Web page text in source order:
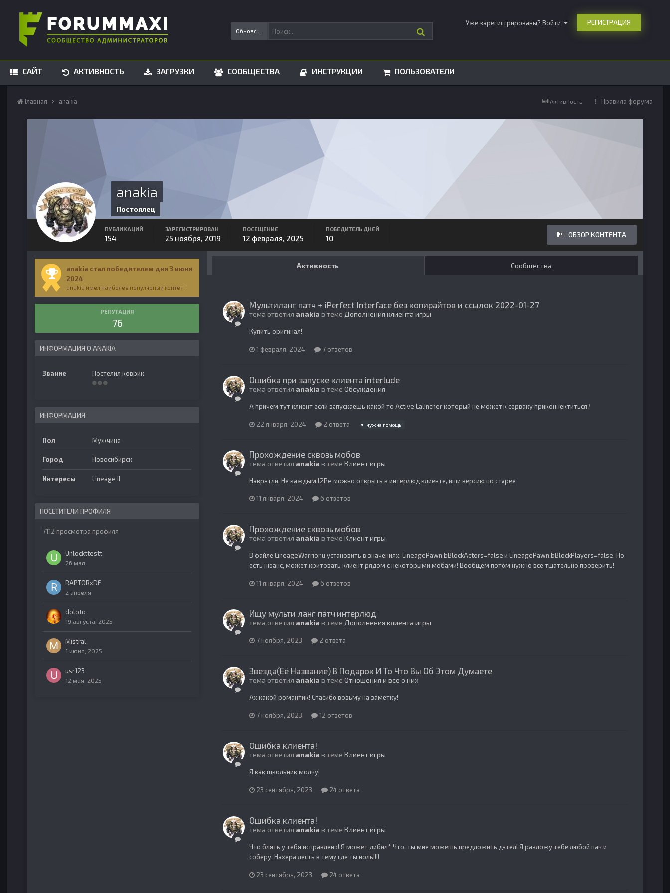
Уже зарегистрированы? Войти РЕГИСТРАЦИЯ
САЙТ АКТИВНОСТЬ ЗАГРУЗКИ СООБЩЕСТВА ИНСТРУКЦИИ ПОЛЬЗОВАТЕЛИ
Активность Правила форума
Главная anakia
anakia
Постоялец
ОБЗОР КОНТЕНТА
ПУБЛИКАЦИЙ
154
ЗАРЕГИСТРИРОВАН
25 ноября, 2019
ПОСЕЩЕНИЕ
12 февраля, 2025
ПОБЕДИТЕЛЬ ДНЕЙ
10
anakia стал победителем дня 3 июня
2024
anakia имел наиболее популярный контент!
РЕПУТАЦИЯ
76
ИНФОРМАЦИЯ О ANAKIA
Звание Постелил коврик
ИНФОРМАЦИЯ
Пол Мужчина
Город Новосибирск
Интересы Lineage II
ПОСЕТИТЕЛИ ПРОФИЛЯ
7112 просмотра профиля
Unlockttestt
26 мая
RAPTORxDF
2 апреля
doloto
19 августа, 2025
Mistral
1 июня, 2025
usr123
12 мая, 2025
Активность Сообщества
Мультиланг патч + iPerfect Interface без копирайтов и ссылок 2022-01-27
тема ответил anakia в теме Дополнения клиента игры
Купить оригинал!
1 февраля, 2024 7 ответов
Ошибка при запуске клиента interlude
тема ответил anakia в теме Обсуждения
А причем тут клиент если запускаешь какой то Active Launcher который не может к серваку приконнектиться?
22 января, 2024 2 ответа нужна помощь
Прохождение сквозь мобов
тема ответил anakia в теме Клиент игры
Наврятли. Не каждым l2Pe можно открыть в интерлюд клиенте, ищи версию по старее
11 января, 2024 6 ответов
Прохождение сквозь мобов
тема ответил anakia в теме Клиент игры
В файле LineageWarrior.u установить в значениях: LineagePawn.bBlockActors=false и LineagePawn.bBlockPlayers=false. Но
есть нюанс, может критовать клиент рядом с некоторыми мобами! Вообщем потом нужно все тщательно проверить!
11 января, 2024 6 ответов
Ищу мульти ланг патч интерлюд
тема ответил anakia в теме Дополнения клиента игры
7 ноября, 2023 2 ответа
Звезда(Её Название) В Подарок И То Что Вы Об Этом Думаете
тема ответил anakia в теме Отношения и все о них
Ах какой романтик! Спасибо возьму на заметку!
7 ноября, 2023 12 ответов
Ошибка клиента!
тема ответил anakia в теме Клиент игры
Я как школьник молчу!
23 сентября, 2023 24 ответа
Ошибка клиента!
тема ответил anakia в теме Клиент игры
Что блять у тебя исправлено! Я может дибил* Что, ты мне можешь предложить дятел! Я разложу тебе любой пач и
соберу. Нахера лесть в тему где ты ноль!!!!
23 сентября, 2023 24 ответа